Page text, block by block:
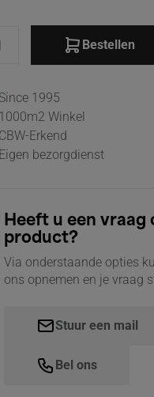
Bestellen
Since 1995
1000m2 Winkel
CBW-Erkend
Eigen bezorgdienst
Heeft u een vraag
product?
Via onderstaande opties
ons opnemen en je vraag
Stuur een mail
Bel ons